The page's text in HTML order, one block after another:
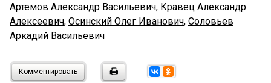
Артемов Александр Васильевич, Кравец Александр
Алексеевич, Осинский Олег Иванович, Соловьев
Аркадий Васильевич
Комментировать